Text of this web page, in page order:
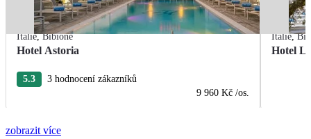
Itálie,Bibione
Hotel Astoria
5.3
3 hodnocení zákazníků
9 960 Kč /os.
Itálie,
Hotel
zobrazit více